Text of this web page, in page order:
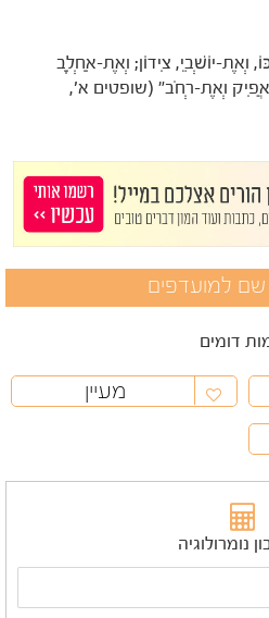
וְאֶת-יוֹשְׁבֵי, צִידוֹן; וְאֶת-אַחְלָב
וְאֶת-רְחֹב" (שופטים א',
דומים
מעיין
נומרולוגיה